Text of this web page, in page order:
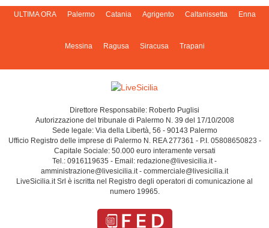
ULTIMA ORA Palermo Catania Agrigento Caltanissetta Enna
Messina Ragusa Siracusa Trapani
Direttore Responsabile: Roberto Puglisi
Autorizzazione del tribunale di Palermo N. 39 del 17/10/2008
Sede legale: Via della Libertà, 56 - 90143 Palermo
Ufficio Registro delle imprese di Palermo N. REA 277361 - P.I. 05808650823 -
Capitale Sociale: 50.000 euro interamente versati
Tel.: 0916119635 - Email: redazione@livesicilia.it -
amministrazione@livesicilia.it - commerciale@livesicilia.it
LiveSicilia.it Srl è iscritta nel Registro degli operatori di comunicazione al
numero 19965.